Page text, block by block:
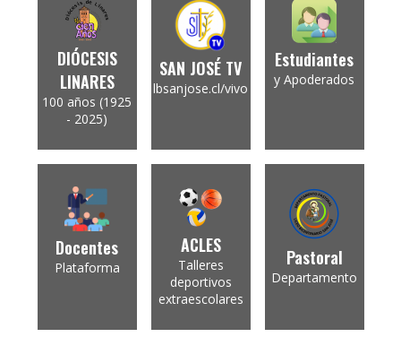
DIÓCESIS
LINARES
100 años (1925
- 2025)
SAN JOSÉ TV
lbsanjose.cl/vivo
Estudiantes
y Apoderados
Docentes
Plataforma
ACLES
Talleres
deportivos
extraescolares
Pastoral
Departamento